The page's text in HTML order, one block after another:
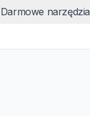
Darmowe narzędzia